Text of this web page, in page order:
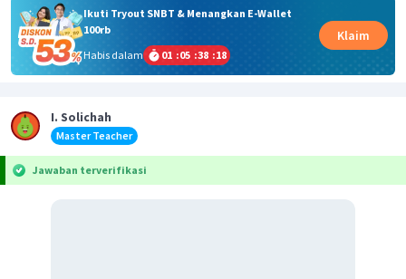
Ikuti Tryout SNBT & Menangkan E-Wallet
100rb
Habis dalam
01 :05 :38 :18
Klaim
I. Solichah
Master Teacher
Jawaban terverifikasi